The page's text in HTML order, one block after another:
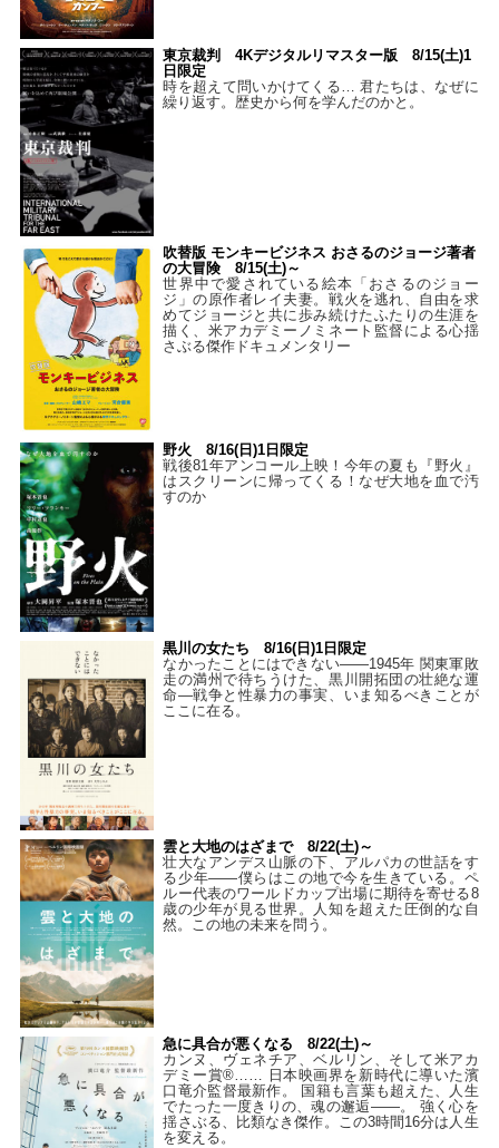
東京裁判 4Kデジタルリマスター版 8/15(土)1
日限定
時を超えて問いかけてくる… 君たちは、なぜに
繰り返す。歴史から何を学んだのかと。
吹替版 モンキービジネス おさるのジョージ著者
の大冒険 8/15(土)～
世界中で愛されている絵本「おさるのジョー
ジ」の原作者レイ夫妻。戦火を逃れ、自由を求
めてジョージと共に歩み続けたふたりの生涯を
描く、米アカデミーノミネート監督による心揺
さぶる傑作ドキュメンタリー
野火 8/16(日)1日限定
戦後81年アンコール上映！今年の夏も『野火』
はスクリーンに帰ってくる！なぜ大地を血で汚
すのか
黒川の女たち 8/16(日)1日限定
なかったことにはできない——1945年 関東軍敗
走の満州で待ちうけた、黒川開拓団の壮絶な運
命―戦争と性暴力の事実、いま知るべきことが
ここに在る。
雲と大地のはざまで 8/22(土)～
壮大なアンデス山脈の下、アルパカの世話をす
る少年――僕らはこの地で今を生きている。ペ
ルー代表のワールドカップ出場に期待を寄せる8
歳の少年が見る世界。人知を超えた圧倒的な自
然。この地の未来を問う。
急に具合が悪くなる 8/22(土)～
カンヌ、ヴェネチア、ベルリン、そして米アカ
デミー賞®…… 日本映画界を新時代に導いた濱
口竜介監督最新作。 国籍も言葉も超えた、人生
でたった一度きりの、魂の邂逅――。 強く心を
揺さぶる、比類なき傑作。この3時間16分は人生
を変える。